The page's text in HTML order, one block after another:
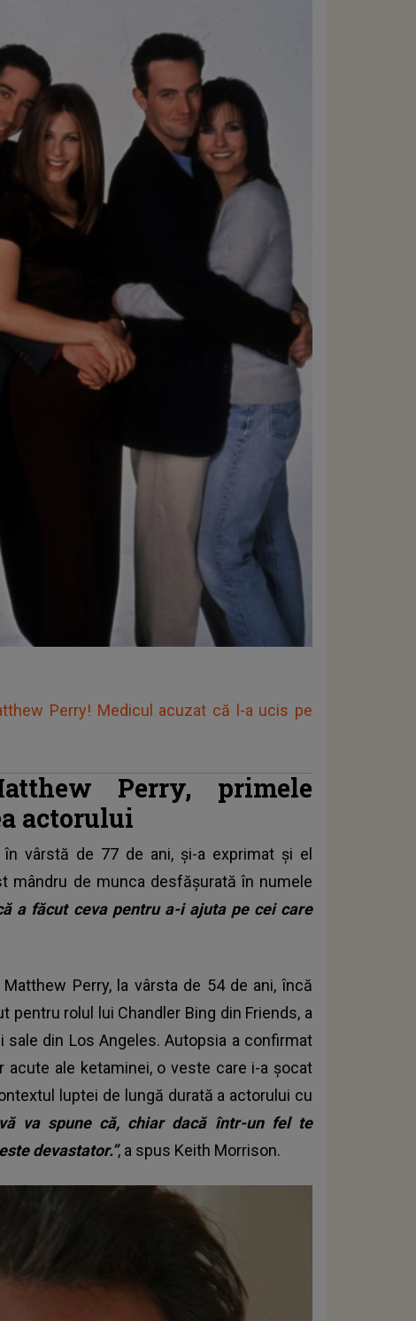
Perry! Medicul acuzat că l-a ucis pe
Perry, primele
actorului
în vârstă de 77 de ani, și-a exprimat și el
mândru de munca desfășurată în numele
a făcut ceva pentru a-i ajuta pe cei care
Perry, la vârsta de 54 de ani, încă
rolul lui Chandler Bing din Friends, a
din Los Angeles. Autopsia a confirmat
ale ketaminei, o veste care i-a șocat
luptei de lungă durată a actorului cu
va spune că, chiar dacă într-un fel te
devastator.”, a spus Keith Morrison.